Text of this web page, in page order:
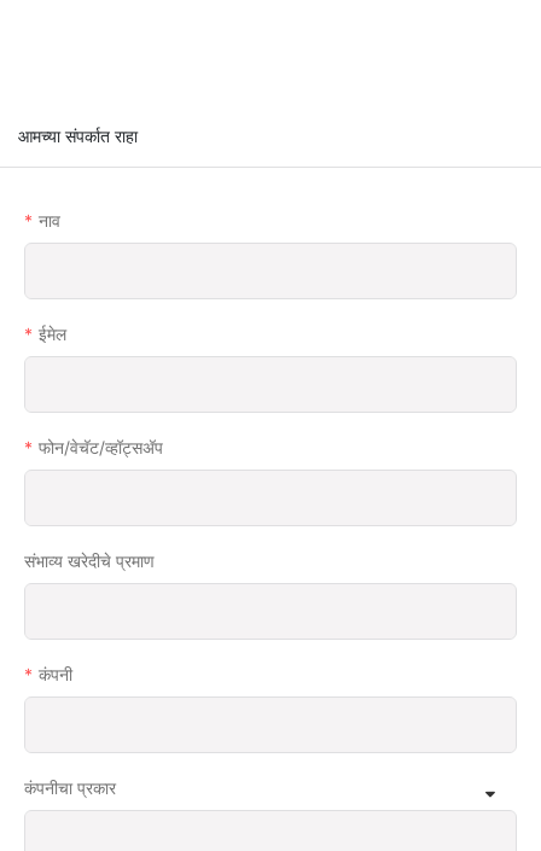
आमच्या संपर्कात राहा
नाव
ईमेल
फोन/वेचॅट/व्हॉट्सअ‍ॅप
संभाव्य खरेदीचे प्रमाण
कंपनी
कंपनीचा प्रकार